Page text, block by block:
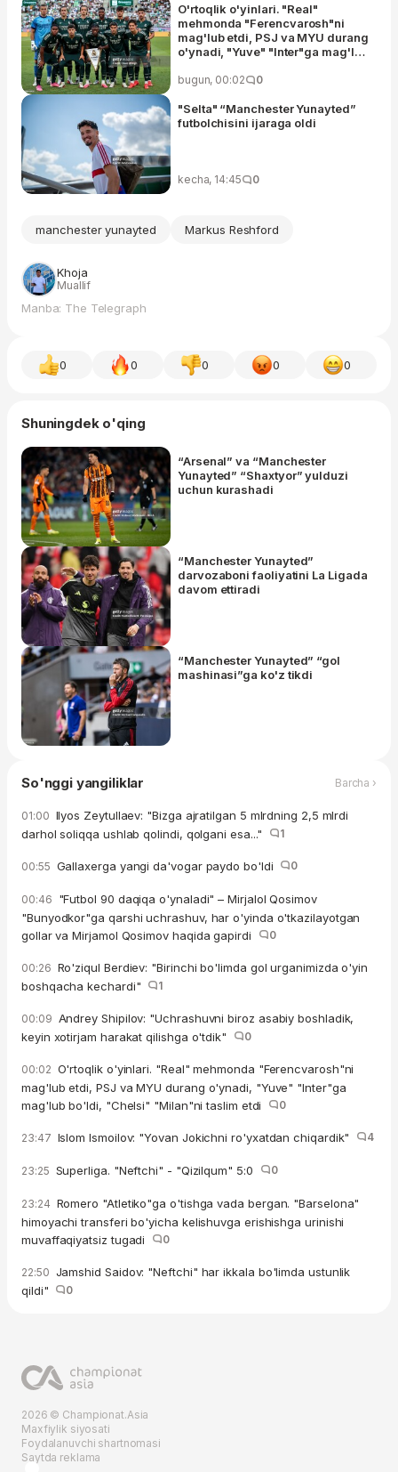
O'rtoqlik o'yinlari. "Real"
mehmonda "Ferencvarosh"ni
mag'lub etdi, PSJ va MYU durang
o'ynadi, "Yuve" "Inter"ga mag'lub
etdi
bugun, 00:02 0
"Selta" “Manchester Yunayted”
futbolchisini ijaraga oldi
kecha, 14:45 0
manchester yunayted Markus Reshford
Khoja
Muallif
Manba: The Telegraph
0 0 0 0 0
Shuningdek o'qing
“Arsenal” va “Manchester
Yunayted” “Shaxtyor” yulduzi
uchun kurashadi
“Manchester Yunayted”
darvozaboni faoliyatini La Ligada
davom ettiradi
“Manchester Yunayted” “gol
mashinasi”ga ko'z tikdi
So'nggi yangiliklar Barcha ›
01:00 Ilyos Zeytullaev: "Bizga ajratilgan 5 mlrdning 2,5 mlrdi
darhol soliqqa ushlab qolindi, qolgani esa..."
1
00:55 Gallaxerga yangi da'vogar paydo bo'ldi 0
00:46 "Futbol 90 daqiqa o'ynaladi" – Mirjalol Qosimov
"Bunyodkor"ga qarshi uchrashuv, har o'yinda o'tkazilayotgan
gollar va Mirjamol Qosimov haqida gapirdi
0
00:26 Ro'ziqul Berdiev: "Birinchi bo'limda gol urganimizda o'yin
boshqacha kechardi"
1
00:09 Andrey Shipilov: "Uchrashuvni biroz asabiy boshladik,
keyin xotirjam harakat qilishga o'tdik"
0
00:02 O'rtoqlik o'yinlari. "Real" mehmonda "Ferencvarosh"ni
mag'lub etdi, PSJ va MYU durang o'ynadi, "Yuve" "Inter"ga
mag'lub bo'ldi, "Chelsi" "Milan"ni taslim etdi
0
23:47 Islom Ismoilov: "Yovan Jokichni ro'yxatdan chiqardik" 4
23:25 Superliga. "Neftchi" - "Qizilqum" 5:0 0
23:24 Romero "Atletiko"ga o'tishga vada bergan. "Barselona"
himoyachi transferi bo'yicha kelishuvga erishishga urinishi
muvaffaqiyatsiz tugadi
0
22:50 Jamshid Saidov: "Neftchi" har ikkala bo'limda ustunlik
qildi"
0
2026 © Championat.Asia
Maxfiylik siyosati
Foydalanuvchi shartnomasi
Saytda reklama